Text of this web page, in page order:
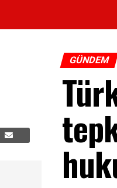
GÜNDEM